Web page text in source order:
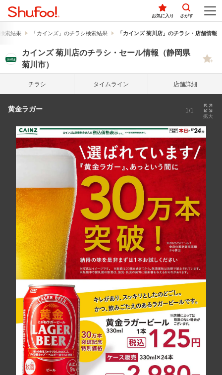
お気に入り さがす
索結果 「カインズ」のチラシ検索結果 「カインズ 菊川店」のチラシ・店舗情報
カインズ 菊川店のチラシ・セール情報（静岡県
菊川市）
チラシ タイム ライン 店舗詳細
黄金ラガー 1/1
拡大